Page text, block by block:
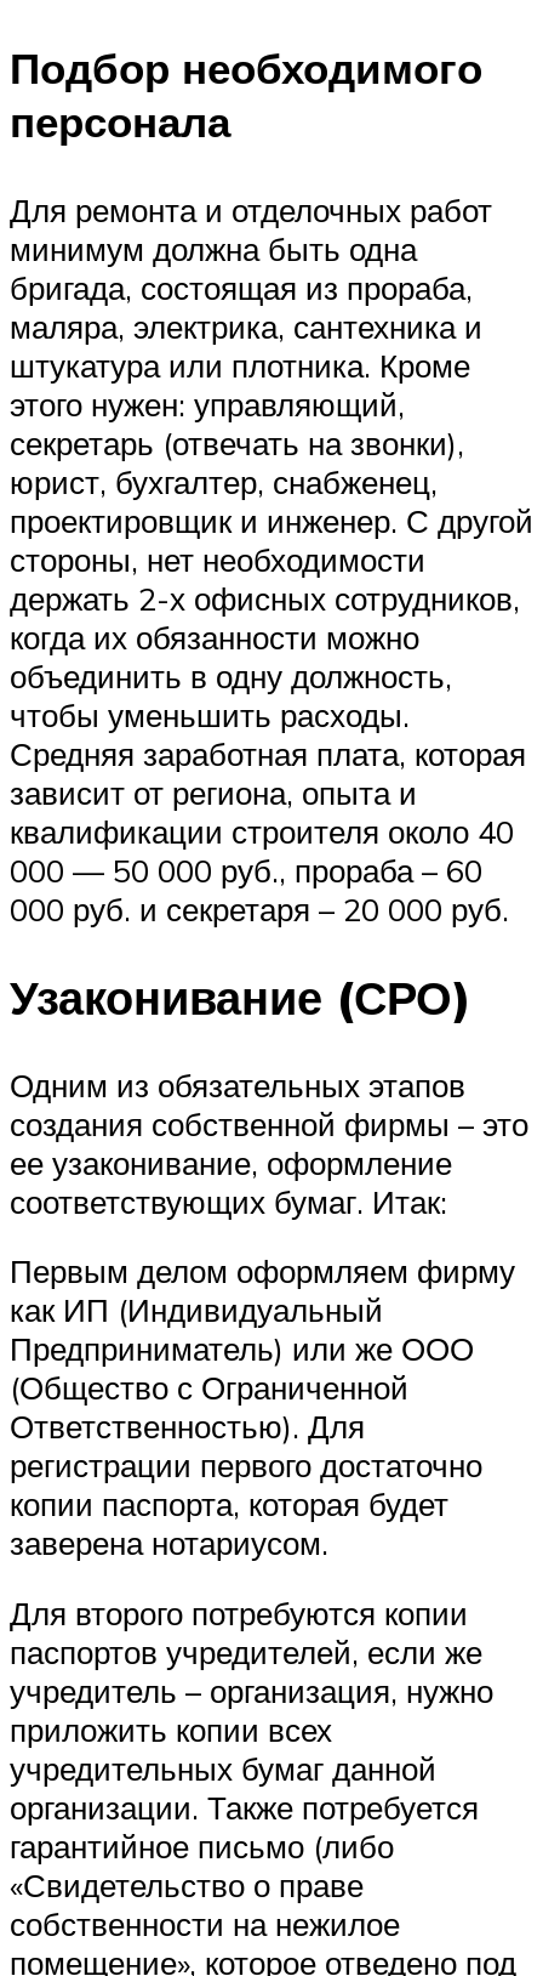
Подбор необходимого
персонала
Для ремонта и отделочных работ
минимум должна быть одна
бригада, состоящая из прораба,
маляра, электрика, сантехника и
штукатура или плотника. Кроме
этого нужен: управляющий,
секретарь (отвечать на звонки),
юрист, бухгалтер, снабженец,
проектировщик и инженер. С другой
стороны, нет необходимости
держать 2-х офисных сотрудников,
когда их обязанности можно
объединить в одну должность,
чтобы уменьшить расходы.
Средняя заработная плата, которая
зависит от региона, опыта и
квалификации строителя около 40
000 — 50 000 руб., прораба – 60
000 руб. и секретаря – 20 000 руб.
Узаконивание (СРО)
Одним из обязательных этапов
создания собственной фирмы – это
ее узаконивание, оформление
соответствующих бумаг. Итак:
Первым делом оформляем фирму
как ИП (Индивидуальный
Предприниматель) или же ООО
(Общество с Ограниченной
Ответственностью). Для
регистрации первого достаточно
копии паспорта, которая будет
заверена нотариусом.
Для второго потребуются копии
паспортов учредителей, если же
учредитель – организация, нужно
приложить копии всех
учредительных бумаг данной
организации. Также потребуется
гарантийное письмо (либо
«Свидетельство о праве
собственности на нежилое
помещение», которое отведено под